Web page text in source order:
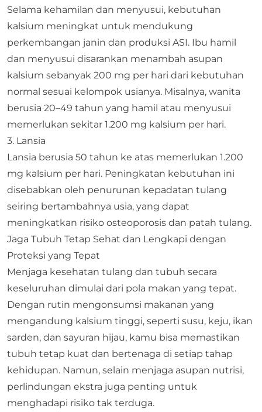
Selama kehamilan dan menyusui, kebutuhan
kalsium meningkat untuk mendukung
perkembangan janin dan produksi ASI. Ibu hamil
dan menyusui disarankan menambah asupan
kalsium sebanyak 200 mg per hari dari kebutuhan
normal sesuai kelompok usianya. Misalnya, wanita
berusia 20–49 tahun yang hamil atau menyusui
memerlukan sekitar 1.200 mg kalsium per hari. ​
3. Lansia
Lansia berusia 50 tahun ke atas memerlukan 1.200
mg kalsium per hari. Peningkatan kebutuhan ini
disebabkan oleh penurunan kepadatan tulang
seiring bertambahnya usia, yang dapat
meningkatkan risiko osteoporosis dan patah tulang.
Jaga Tubuh Tetap Sehat dan Lengkapi dengan
Proteksi yang Tepat
Menjaga kesehatan tulang dan tubuh secara
keseluruhan dimulai dari pola makan yang tepat.
Dengan rutin mengonsumsi makanan yang
mengandung kalsium tinggi, seperti susu, keju, ikan
sarden, dan sayuran hijau, kamu bisa memastikan
tubuh tetap kuat dan bertenaga di setiap tahap
kehidupan. Namun, selain menjaga asupan nutrisi,
perlindungan ekstra juga penting untuk
menghadapi risiko tak terduga.